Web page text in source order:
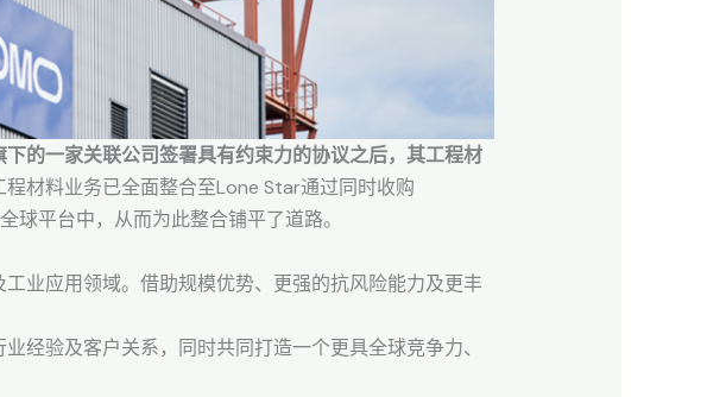
一家关联公司签署具有约束力的协议之后，其工程材
材料业务已全面整合至Lone Star通过同时收购
平台中，从而为此整合铺平了道路。
业应用领域。借助规模优势、更强的抗风险能力及更丰
经验及客户关系，同时共同打造一个更具全球竞争力、